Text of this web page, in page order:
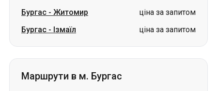
Бургас - Житомир
ціна за запитом
Бургас - Ізмаїл ціна за запитом
Маршрути в м. Бургас